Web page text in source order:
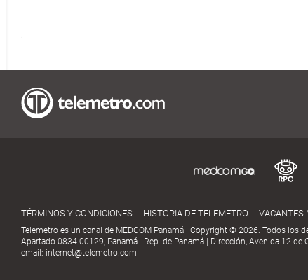
TÉRMINOS Y CONDICIONES HISTORIA DE TELEMETRO VACANTES
Telemetro es un canal de MEDCOM Panamá | Copyright © 2026. Todos los
Apartado 0834-00129, Panamá - Rep. de Panamá | Dirección, Avenida 12
email: internet@telemetro.com